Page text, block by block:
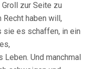
zur Seite zu
Recht haben will,
sie es schaffen, in ein
Und manchmal